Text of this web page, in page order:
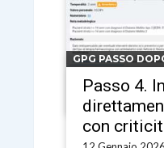
GPG PASSO
Passo 4.
con